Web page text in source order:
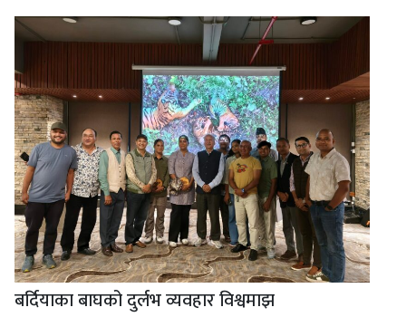
बर्दियाका बाघको दुर्लभ व्यवहार विश्वमाझ